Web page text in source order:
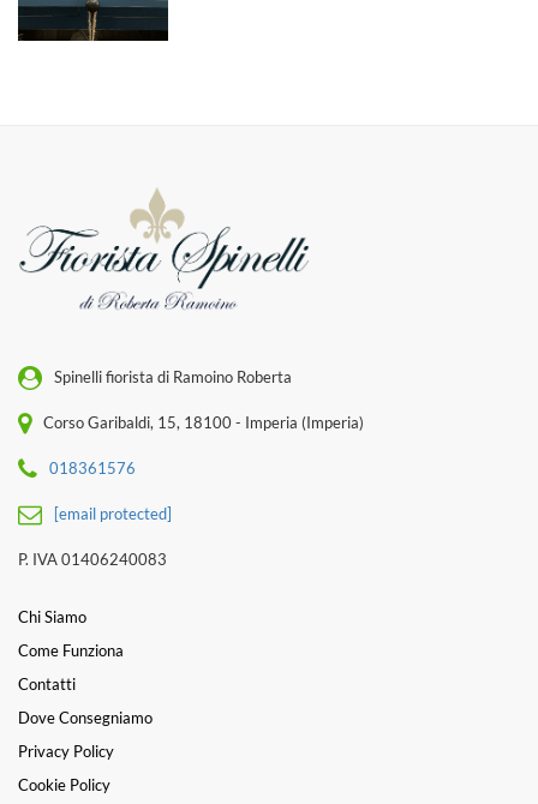
Spinelli fiorista di Ramoino Roberta
Corso Garibaldi, 15, 18100 - Imperia (Imperia)
018361576
[email protected]
P. IVA 01406240083
Chi Siamo
Come Funziona
Contatti
Dove Consegniamo
Privacy Policy
Cookie Policy